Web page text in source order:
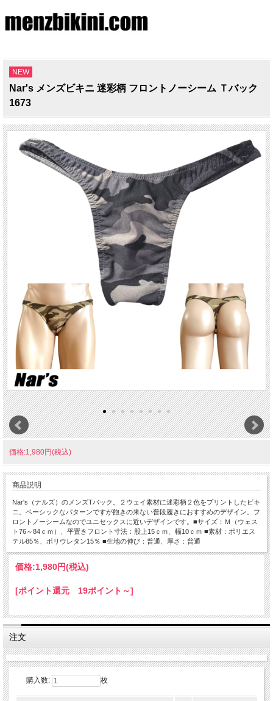
NEW
Nar's メンズビキニ 迷彩柄 フロントノーシーム Ｔバック
1673
価格:1,980円(税込)
商品説明
Nar's（ナルズ）のメンズTバック。２ウェイ素材に迷彩柄２色をプリントしたビキ
ニ。ベーシックなパターンですが飽きの来ない普段履きにおすすめのデザイン。フ
ロントノーシームなのでユニセックスに近いデザインです。■サイズ：Ｍ（ウェス
ト76～84ｃｍ）、平置きフロント寸法：股上15ｃｍ、幅10ｃｍ ■素材：ポリエス
テル85％、ポリウレタン15％ ■生地の伸び：普通、厚さ：普通
価格:1,980円(税込)
[ポイント還元 19ポイント～]
注文
購入数: 枚